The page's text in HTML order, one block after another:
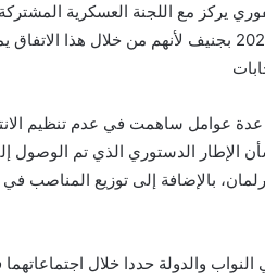
النار الموقع في أكتوبر 2022 بجنيف لأنهم
عوامل ساهمت في عدم تنظيم
بالإضافة إلى توزيع المناصب
والدولة حددا خلال